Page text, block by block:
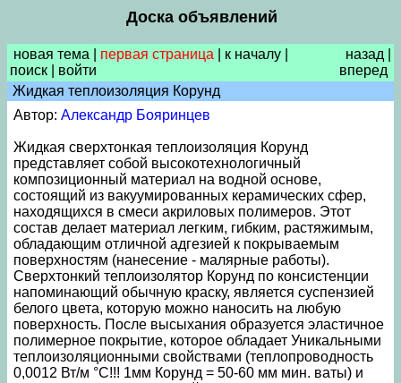
Доска объявлений
новая тема первая страница к началу
поиск
войти
назад
вперед
Жидкая теплоизоляция Корунд
Автор: Александр Бояринцев
Жидкая сверхтонкая теплоизоляция Корунд
представляет собой высокотехнологичный
композиционный материал на водной основе,
состоящий из вакуумированных керамических сфер,
находящихся в смеси акриловых полимеров. Этот
состав делает материал легким, гибким, растяжимым,
обладающим отличной адгезией к покрываемым
поверхностям (нанесение - малярные работы).
Сверхтонкий теплоизолятор Корунд по консистенции
напоминающий обычную краску, является суспензией
белого цвета, которую можно наносить на любую
поверхность. После высыхания образуется эластичное
полимерное покрытие, которое обладает Уникальными
теплоизоляционными свойствами (теплопроводность
0,0012 Вт/м °С!!! 1мм Корунд = 50-60 мм мин. ваты) и